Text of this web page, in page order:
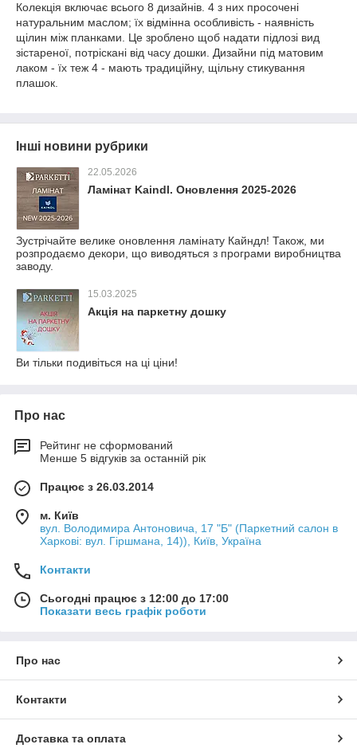
Колекція включає всього 8 дизайнів. 4 з них просочені
натуральним маслом; їх відмінна особливість - наявність
щілин між планками. Це зроблено щоб надати підлозі вид
зістареної, потріскані від часу дошки. Дизайни під матовим
лаком - їх теж 4 - мають традиційну, щільну стикування
плашок.
Інші новини рубрики
22.05.2026
Ламінат Kaindl. Оновлення 2025-2026
Зустрічайте велике оновлення ламінату Кайндл! Також, ми
розпродаємо декори, що виводяться з програми виробництва
заводу.
15.03.2025
Акція на паркетну дошку
Ви тільки подивіться на ці ціни!
Про нас
Рейтинг не сформований
Менше 5 відгуків за останній рік
Працює з 26.03.2014
м. Київ
вул. Володимира Антоновича, 17 "Б" (Паркетний салон в
Харкові: вул. Гіршмана, 14)), Київ, Україна
Контакти
Сьогодні працює з 12:00 до 17:00
Показати весь графік роботи
Про нас
Контакти
Доставка та оплата